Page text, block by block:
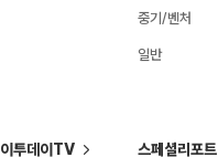
중기/벤처
일반
이투데이TV 스페셜리포트